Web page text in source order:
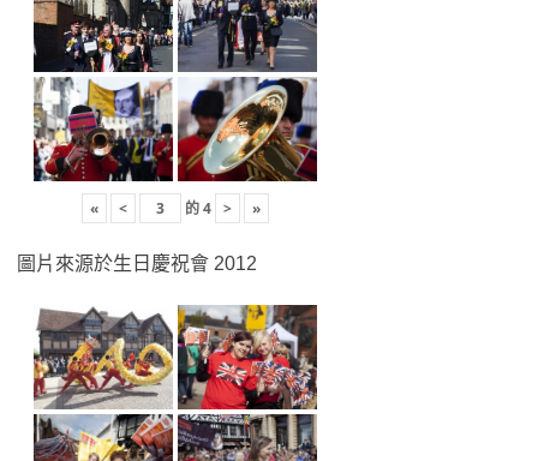
« < 的4 > »
圖片來源於生日慶祝會 2012